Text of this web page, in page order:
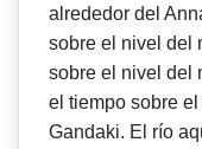
alrededor del
sobre el nivel del
sobre el nivel del
el tiempo sobre
Gandaki. El río